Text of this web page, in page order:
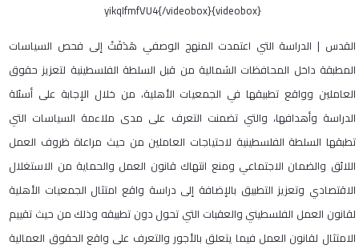
{videobox}yikqIfmfVU4{/videobox}
القدس | الدراسة التي اعتمدت المنهج الوصفي هَدَفَتْ إلى فحص السياسات
المطبقة داخل المحافظات الشمالية من قبل السلطة الفلسطينية لتعزيز حقوق
العاملين وواقع تطبيقها في الجمعيات الأهلية، من خلال الإجابة على أسئلة
الدراسة وأهدافها، والتي تضمنت التعرف على مدى ملاءمة السياسات التي
تطبقها السلطة الفلسطينية لاحتياجات العاملين من حيث مراعاة ظروف العمل
اللائق والضمان الاجتماعي ومنع انتهاك قانون العمل والحماية من الاستغلال
الاقتصادي وتعزيز التطبيق بالإضافة إلى دراسة واقع امتثال الجمعيات الأهلية
لقانون العمل الفلسطيني والعقبات التي تحول دون تطبيقه وذلك من حيث تقييم
الامتثال لقانون العمل فيما يتعلق بالأجور والتعرف على واقع الحقوق العمالية